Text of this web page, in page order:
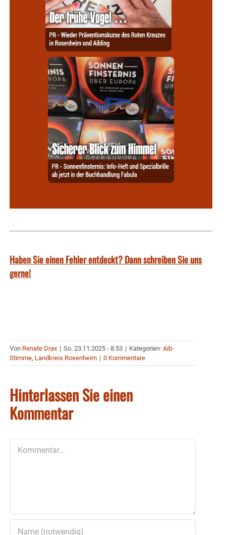
Haben Sie einen Fehler entdeckt? Dann schreiben Sie uns
gerne!
Von Renate Drax | So. 23.11.2025 - 8:53 | Kategorien: Aib-
Stimme, Landkreis Rosenheim | 0 Kommentare
Hinterlassen Sie einen
Kommentar